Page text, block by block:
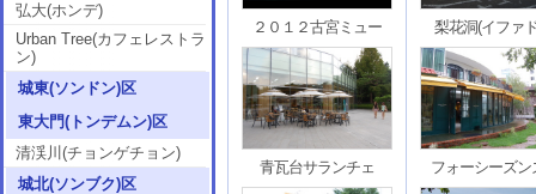
弘大(ホンデ)
Urban Tree(カフェレストラ
ン)
城東(ソンドン)区
東大門(トンデムン)区
清渓川(チョンゲチョン)
城北(ソンブク)区
２０１２古宮ミュー
青瓦台サランチェ
梨花洞(イファ
フォーシーズン